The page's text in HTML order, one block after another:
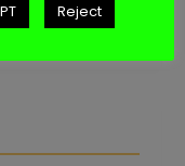
Reject